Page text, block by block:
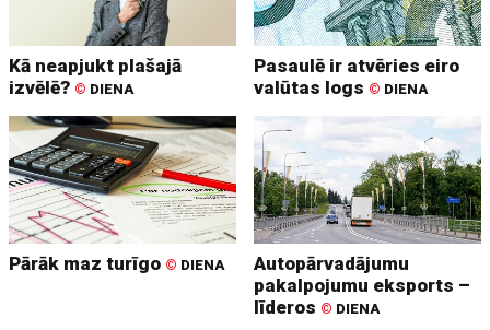
Kā neapjukt plašajā
izvēlē? © DIENA
Pasaulē ir atvēries eiro
valūtas logs © DIENA
Pārāk maz turīgo © DIENA
Autopārvadājumu
pakalpojumu eksports –
līderos © DIENA